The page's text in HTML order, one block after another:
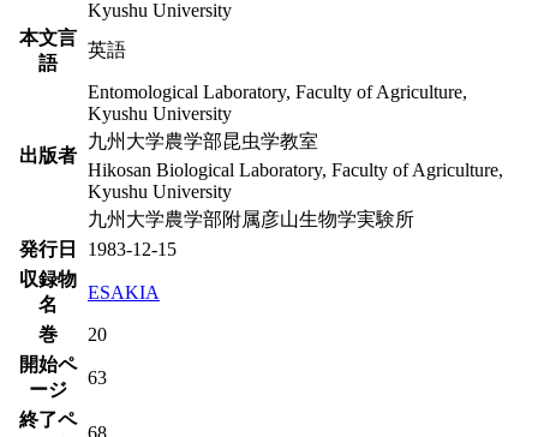
Kyushu University
本文言
語
英語
出版者
Entomological Laboratory, Faculty of Agriculture,
Kyushu University
九州大学農学部昆虫学教室
Hikosan Biological Laboratory, Faculty of Agriculture,
Kyushu University
九州大学農学部附属彦山生物学実験所
発行日
1983-12-15
収録物
名
ESAKIA
巻
20
開始ペ
ージ
63
終了ペ
68